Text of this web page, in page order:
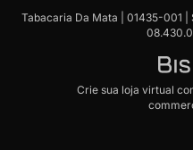
Tabacaria Da Mata | 01435-001 |
Crie sua loja virtual